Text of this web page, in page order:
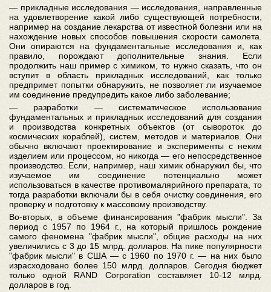
— прикладные исследования — исследования, направленные
на удовлетворение какой либо существующей потребности,
например на создание лекарства от известной болезни или на
нахождение новых способов повышения скорости самолета.
Они опираются на фундаментальные исследования и, как
правило, порождают дополнительные знания. Если
продолжить наш пример с химиком, то нужно сказать, что он
вступит в область прикладных исследований, как только
предпримет попытки обнаружить, не позволяет ли изучаемое
им соединение предупредить какое либо заболевание;
— разработки — систематическое использование
фундаментальных и прикладных исследований для создания
и производства конкретных объектов (от сывороток до
космических кораблей), систем, методов и материалов. Они
обычно включают проектирование и эксперименты с неким
изделием или процессом, но никогда — его непосредственное
производство. Если, например, наш химик обнаружил бы, что
изучаемое им соединение потенциально может
использоваться в качестве противомалярийного препарата, то
тогда разработки включали бы в себя очистку соединения, его
проверку и подготовку к массовому производству.
Во-вторых, в объеме финансирования "фабрик мысли". За
период с 1957 по 1964 г., на который пришлось рождение
самого феномена "фабрик мысли", общие расходы на них
увеличились с 3 до 15 млрд. долларов. На пике популярности
"фабрик мысли" в США — с 1960 по 1970 г. — на них было
израсходовано более 150 млрд. долларов. Сегодня бюджет
только одной RAND Corporation составляет 10-12 млрд.
долларов в год.